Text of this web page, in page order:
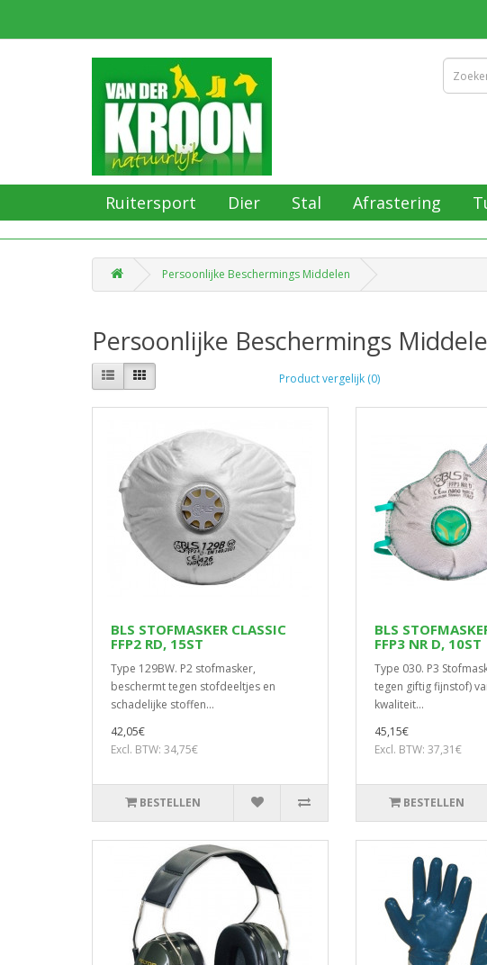
Ruitersport Dier Stal Afrastering
Persoonlijke Beschermings Middelen
Persoonlijke Beschermings
Product vergelijk (0)
BLS STOFMASKER CLASSIC
FFP2 RD, 15ST
Type 129BW. P2 stofmasker,
beschermt tegen stofdeeltjes en
schadelijke stoffen...
42,05€
Excl. BTW: 34,75€
BESTELLEN
BLS
FFP3 NR D, 10ST
Type 030. P3
tegen giftig fijnstof)
kwaliteit...
45,15€
Excl. BTW: 37,31€
BESTELLEN